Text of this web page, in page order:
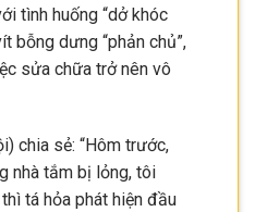
tình huống “dở khóc
bỗng dưng “phản chủ”,
sửa chữa trở nên vô
chia sẻ: “Hôm trước,
nhà tắm bị lỏng, tôi
tá hỏa phát hiện đầu